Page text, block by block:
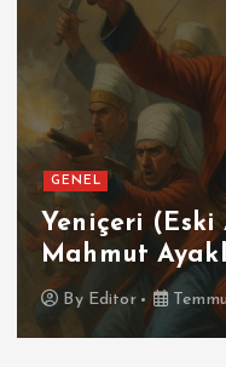
GENEL
Yeniçeri (Eski
Mahmut
By Editor